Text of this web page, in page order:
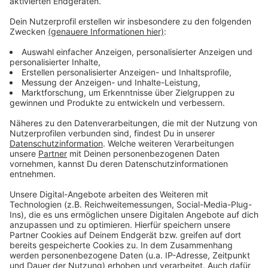
Anzeige
Der Sommer hat dieses Jahr lange auf sich warten
lassen. Aber der Spätsommer wird heiß, heißer,
Schröder! Schon zum Jahresanfang hat uns Atze mit
dem Kaltstart 24 begleitet und jetzt will er uns gut
glückliches Leben: "Lass' mich mal machen." Also volle
Kraft voraus und viel Spaß bei Atze Schröders
Kaltstart 24.